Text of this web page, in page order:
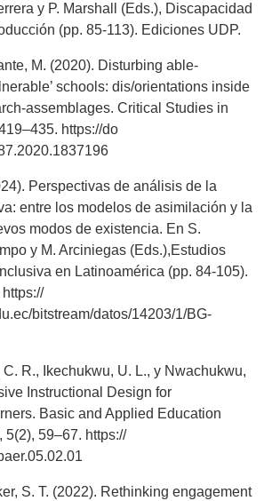
y P. Marshall (Eds.), Discapacidad
(pp. 85-113). Ediciones UDP.
M. (2020). Disturbing able-
schools: dis/orientations inside
assemblages. Critical Studies in
https://do
Perspectivas de análisis de la
entre los modelos de asimilación y la
modos de existencia. En S.
y M. Arciniegas (Eds.),Estudios
en Latinoamérica (pp. 84-105).
bitstream/datos/14203/1/BG-
R., Ikechukwu, U. L., y Nwachukwu,
Instructional Design for
Basic and Applied Education
5(2), 59–67. https://
S. T. (2022). Rethinking engagement